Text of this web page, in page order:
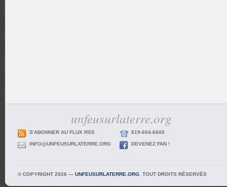
unfeusurlaterre.org
S'ABONNER AU FLUX RSS 819-604-6600
INFO@UNFEUSURLATERRE.ORG DEVENEZ FAN !
© COPYRIGHT 2026 — UNFEUSURLATERRE.ORG . TOUT DROITS RÉSERVÉS